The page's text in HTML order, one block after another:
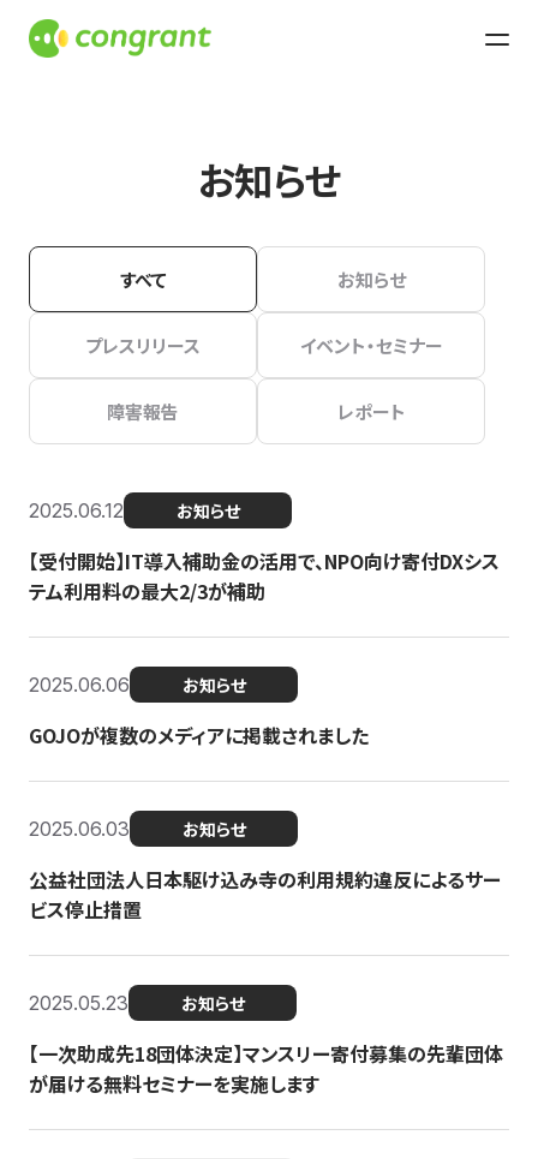
お知らせ
すべて お知らせ
プレスリリース イベント・セミナー
障害報告 レポート
2025.06.12 お知らせ
【受付開始】IT導入補助金の活用で、NPO向け寄付DXシス
テム利用料の最大2/3が補助
2025.06.06 お知らせ
GOJOが複数のメディアに掲載されました
2025.06.03 お知らせ
公益社団法人日本駆け込み寺の利用規約違反によるサー
ビス停止措置
2025.05.23 お知らせ
【一次助成先18団体決定】マンスリー寄付募集の先輩団体
が届ける無料セミナーを実施します